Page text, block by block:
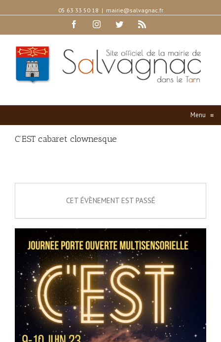
05 63 33 50 18 | mairie@salvagnac.fr
FacebookInstagramTwitter
Menu ≡
C’EST cabaret clownesque
CET ÉVÈNEMENT EST PASSÉ